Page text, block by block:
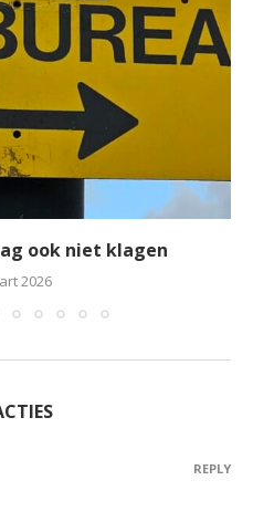
ook niet klagen
2026
REPLY